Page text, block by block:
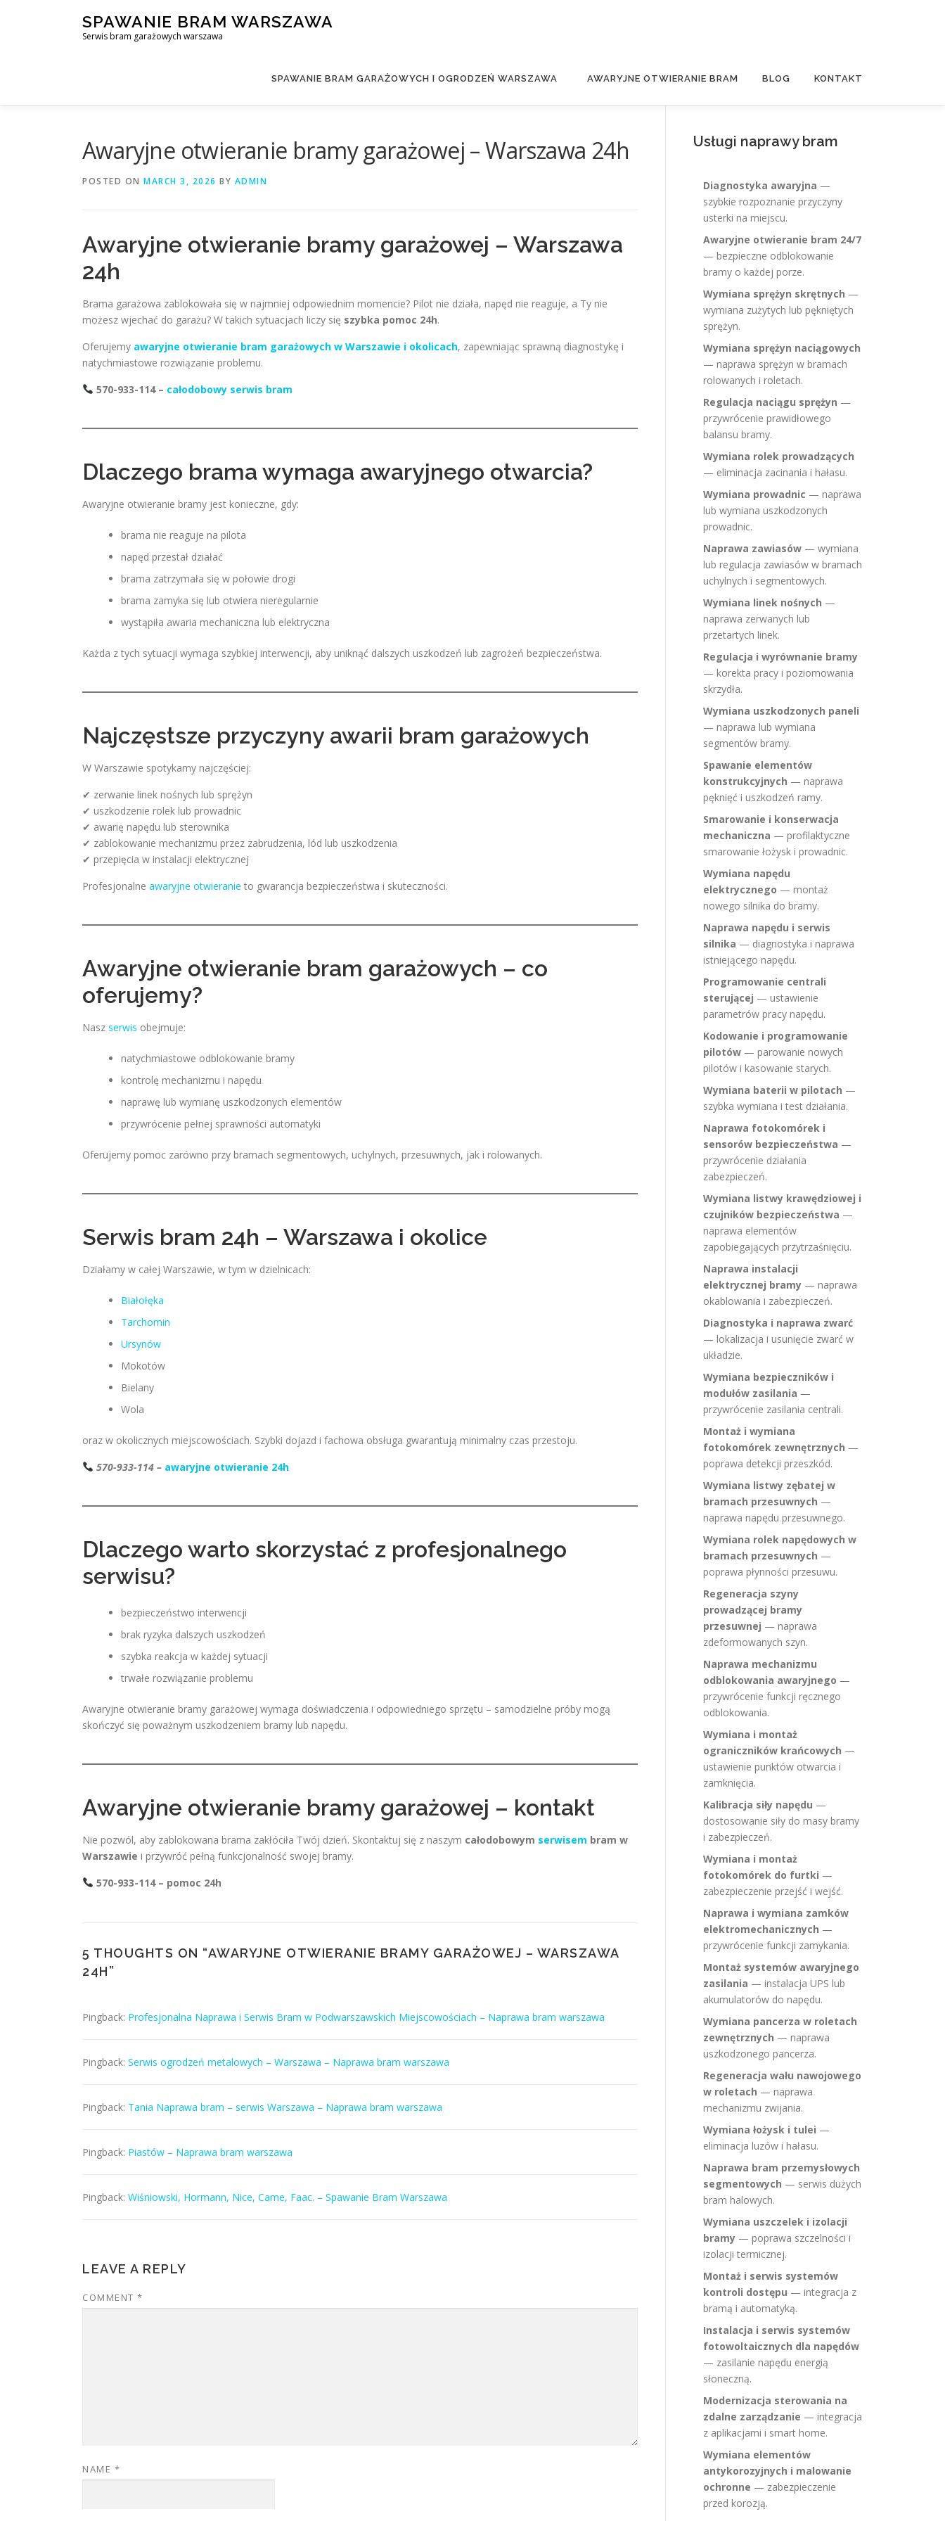
SPAWANIE BRAM WARSZAWA
Serwis bram garażowych warszawa
SPAWANIE BRAM GARAŻOWYCH I OGRODZEŃ WARSZAWA AWARYJNE OTWIERANIE BRAM BLOG KONTAKT
Awaryjne otwieranie bramy garażowej – Warszawa 24h
POSTED ON MARCH 3, 2026 BY ADMIN
Awaryjne otwieranie bramy garażowej – Warszawa
24h
Brama garażowa zablokowała się w najmniej odpowiednim momencie? Pilot nie działa, napęd nie reaguje, a Ty nie
możesz wjechać do garażu? W takich sytuacjach liczy się szybka pomoc 24h.
Oferujemy awaryjne otwieranie bram garażowych w Warszawie i okolicach, zapewniając sprawną diagnostykę i
natychmiastowe rozwiązanie problemu.
570-933-114 – całodobowy serwis bram
Dlaczego brama wymaga awaryjnego otwarcia?
Awaryjne otwieranie bramy jest konieczne, gdy:
brama nie reaguje na pilota
napęd przestał działać
brama zatrzymała się w połowie drogi
brama zamyka się lub otwiera nieregularnie
wystąpiła awaria mechaniczna lub elektryczna
Każda z tych sytuacji wymaga szybkiej interwencji, aby uniknąć dalszych uszkodzeń lub zagrożeń bezpieczeństwa.
Najczęstsze przyczyny awarii bram garażowych
W Warszawie spotykamy najczęściej:
✔ zerwanie linek nośnych lub sprężyn
✔ uszkodzenie rolek lub prowadnic
✔ awarię napędu lub sterownika
✔ zablokowanie mechanizmu przez zabrudzenia, lód lub uszkodzenia
✔ przepięcia w instalacji elektrycznej
Profesjonalne awaryjne otwieranie to gwarancja bezpieczeństwa i skuteczności.
Awaryjne otwieranie bram garażowych – co
oferujemy?
Nasz serwis obejmuje:
natychmiastowe odblokowanie bramy
kontrolę mechanizmu i napędu
naprawę lub wymianę uszkodzonych elementów
przywrócenie pełnej sprawności automatyki
Oferujemy pomoc zarówno przy bramach segmentowych, uchylnych, przesuwnych, jak i rolowanych.
Serwis bram 24h – Warszawa i okolice
Działamy w całej Warszawie, w tym w dzielnicach:
Białołęka
Tarchomin
Ursynów
Mokotów
Bielany
Wola
oraz w okolicznych miejscowościach. Szybki dojazd i fachowa obsługa gwarantują minimalny czas przestoju.
570-933-114 – awaryjne otwieranie 24h
Dlaczego warto skorzystać z profesjonalnego
serwisu?
bezpieczeństwo interwencji
brak ryzyka dalszych uszkodzeń
szybka reakcja w każdej sytuacji
trwałe rozwiązanie problemu
Awaryjne otwieranie bramy garażowej wymaga doświadczenia i odpowiedniego sprzętu – samodzielne próby mogą
skończyć się poważnym uszkodzeniem bramy lub napędu.
Awaryjne otwieranie bramy garażowej – kontakt
Nie pozwól, aby zablokowana brama zakłóciła Twój dzień. Skontaktuj się z naszym całodobowym serwisem bram w
Warszawie i przywróć pełną funkcjonalność swojej bramy.
570-933-114 – pomoc 24h
5 THOUGHTS ON “AWARYJNE OTWIERANIE BRAMY GARAŻOWEJ – WARSZAWA
24H”
Pingback: Profesjonalna Naprawa i Serwis Bram w Podwarszawskich Miejscowościach – Naprawa bram warszawa
Pingback: Serwis ogrodzeń metalowych – Warszawa – Naprawa bram warszawa
Pingback: Tania Naprawa bram – serwis Warszawa – Naprawa bram warszawa
Pingback: Piastów – Naprawa bram warszawa
Pingback: Wiśniowski, Hormann, Nice, Came, Faac. – Spawanie Bram Warszawa
LEAVE A REPLY
COMMENT *
NAME *
Usługi naprawy bram
Diagnostyka awaryjna —
szybkie rozpoznanie przyczyny
usterki na miejscu.
Awaryjne otwieranie bram 24/7
— bezpieczne odblokowanie
bramy o każdej porze.
Wymiana sprężyn skrętnych —
wymiana zużytych lub pękniętych
sprężyn.
Wymiana sprężyn naciągowych
— naprawa sprężyn w bramach
rolowanych i roletach.
Regulacja naciągu sprężyn —
przywrócenie prawidłowego
balansu bramy.
Wymiana rolek prowadzących
— eliminacja zacinania i hałasu.
Wymiana prowadnic — naprawa
lub wymiana uszkodzonych
prowadnic.
Naprawa zawiasów — wymiana
lub regulacja zawiasów w bramach
uchylnych i segmentowych.
Wymiana linek nośnych —
naprawa zerwanych lub
przetartych linek.
Regulacja i wyrównanie bramy
— korekta pracy i poziomowania
skrzydła.
Wymiana uszkodzonych paneli
— naprawa lub wymiana
segmentów bramy.
Spawanie elementów
konstrukcyjnych — naprawa
pęknięć i uszkodzeń ramy.
Smarowanie i konserwacja
mechaniczna — profilaktyczne
smarowanie łożysk i prowadnic.
Wymiana napędu
elektrycznego — montaż
nowego silnika do bramy.
Naprawa napędu i serwis
silnika — diagnostyka i naprawa
istniejącego napędu.
Programowanie centrali
sterującej — ustawienie
parametrów pracy napędu.
Kodowanie i programowanie
pilotów — parowanie nowych
pilotów i kasowanie starych.
Wymiana baterii w pilotach —
szybka wymiana i test działania.
Naprawa fotokomórek i
sensorów bezpieczeństwa —
przywrócenie działania
zabezpieczeń.
Wymiana listwy krawędziowej i
czujników bezpieczeństwa —
naprawa elementów
zapobiegających przytrzaśnięciu.
Naprawa instalacji
elektrycznej bramy — naprawa
okablowania i zabezpieczeń.
Diagnostyka i naprawa zwarć
— lokalizacja i usunięcie zwarć w
układzie.
Wymiana bezpieczników i
modułów zasilania —
przywrócenie zasilania centrali.
Montaż i wymiana
fotokomórek zewnętrznych —
poprawa detekcji przeszkód.
Wymiana listwy zębatej w
bramach przesuwnych —
naprawa napędu przesuwnego.
Wymiana rolek napędowych w
bramach przesuwnych —
poprawa płynności przesuwu.
Regeneracja szyny
prowadzącej bramy
przesuwnej — naprawa
zdeformowanych szyn.
Naprawa mechanizmu
odblokowania awaryjnego —
przywrócenie funkcji ręcznego
odblokowania.
Wymiana i montaż
ograniczników krańcowych —
ustawienie punktów otwarcia i
zamknięcia.
Kalibracja siły napędu —
dostosowanie siły do masy bramy
i zabezpieczeń.
Wymiana i montaż
fotokomórek do furtki —
zabezpieczenie przejść i wejść.
Naprawa i wymiana zamków
elektromechanicznych —
przywrócenie funkcji zamykania.
Montaż systemów awaryjnego
zasilania — instalacja UPS lub
akumulatorów do napędu.
Wymiana pancerza w roletach
zewnętrznych — naprawa
uszkodzonego pancerza.
Regeneracja wału nawojowego
w roletach — naprawa
mechanizmu zwijania.
Wymiana łożysk i tulei —
eliminacja luzów i hałasu.
Naprawa bram przemysłowych
segmentowych — serwis dużych
bram halowych.
Wymiana uszczelek i izolacji
bramy — poprawa szczelności i
izolacji termicznej.
Montaż i serwis systemów
kontroli dostępu — integracja z
bramą i automatyką.
Instalacja i serwis systemów
fotowoltaicznych dla napędów
— zasilanie napędu energią
słoneczną.
Modernizacja sterowania na
zdalne zarządzanie — integracja
z aplikacjami i smart home.
Wymiana elementów
antykorozyjnych i malowanie
ochronne — zabezpieczenie
przed korozją.